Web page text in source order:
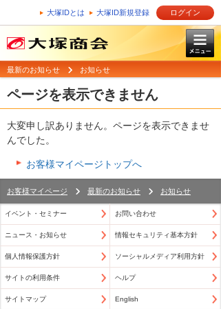
大塚IDとは 大塚ID新規登録 ログイン
最新のお知らせ お知らせ
ページを表示できません
大変申し訳ありません。ページを表示できませ
んでした。
お客様マイページトップへ
お客様マイページ 最新のお知らせ お知らせ
イベント・セミナー お問い合わせ
ニュース・お知らせ 情報セキュリティ基本方針
個人情報保護方針 ソーシャルメディア利用方針
サイトの利用条件 ヘルプ
サイトマップ English